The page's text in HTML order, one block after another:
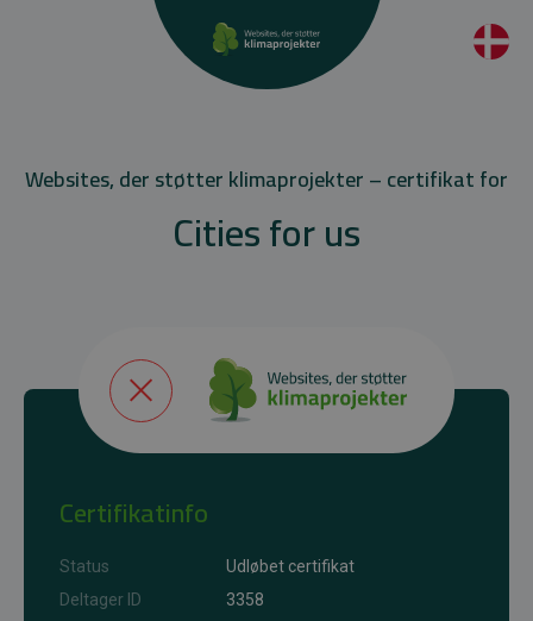
Websites, der støtter klimaprojekter – certifikat for
Cities for us
Certifikatinfo
Status
Udløbet certifikat
Deltager ID
3358